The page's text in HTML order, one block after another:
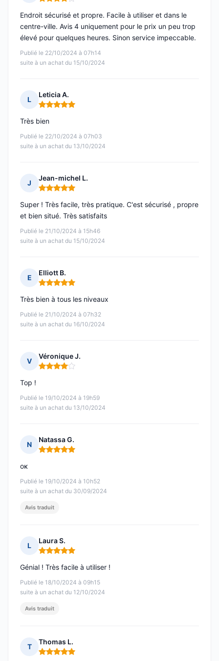
Note : 4 sur 5
Publié le 22/10/2024 à 07h14
suite à un achat du 15/10/2024
Endroit sécurisé et propre. Facile à utiliser et dans le
centre-ville. Avis 4 uniquement pour le prix un peu trop
élevé pour quelques heures. Sinon service impeccable.
L
Leticia A.
Note : 5 sur 5
Publié le 22/10/2024 à 07h03
suite à un achat du 13/10/2024
Très bien
J
Jean-michel L.
Note : 5 sur 5
Publié le 21/10/2024 à 15h46
suite à un achat du 15/10/2024
Super ! Très facile, très pratique. C'est sécurisé , propre
et bien situé. Très satisfaits
E
Elliott B.
Note : 5 sur 5
Publié le 21/10/2024 à 07h32
suite à un achat du 16/10/2024
Très bien à tous les niveaux
V
Véronique J.
Note : 4 sur 5
Publié le 19/10/2024 à 19h59
suite à un achat du 13/10/2024
Top !
N
Natassa G.
Note : 5 sur 5
Publié le 19/10/2024 à 10h52
suite à un achat du 30/09/2024
οκ
Avis traduit
L
Laura S.
Note : 5 sur 5
Publié le 18/10/2024 à 09h15
suite à un achat du 12/10/2024
Génial ! Très facile à utiliser !
Avis traduit
T
Thomas L.
Note : 5 sur 5